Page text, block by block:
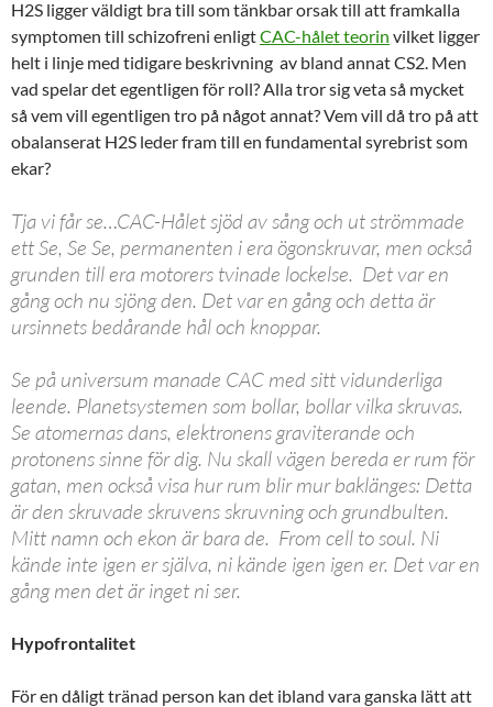
H2S ligger väldigt bra till som tänkbar orsak till att framkalla
symptomen till schizofreni enligtCAC-hålet teorin vilket ligger
helt i linje med tidigare beskrivning av bland annat CS2. Men
vad spelar det egentligen för roll? Alla tror sig veta så mycket
så vem vill egentligen tro på något annat? Vem vill då tro på att
obalanserat H2S leder fram till en fundamental syrebrist som
ekar?
Tja vi får se…CAC-Hålet sjöd av sång och ut strömmade
ett Se, Se Se, permanenten i era ögonskruvar, men också
grunden till era motorers tvinade lockelse. Det var en
gång och nu sjöng den. Det var en gång och detta är
ursinnets bedårande hål och knoppar.
Se på universum manade CAC med sitt vidunderliga
leende. Planetsystemen som bollar, bollar vilka skruvas.
Se atomernas dans, elektronens graviterande och
protonens sinne för dig. Nu skall vägen bereda er rum för
gatan, men också visa hur rum blir mur baklänges: Detta
är den skruvade skruvens skruvning och grundbulten.
Mitt namn och ekon är bara de. From cell to soul. Ni
kände inte igen er själva, ni kände igen igen er. Det var en
gång men det är inget ni ser.
Hypofrontalitet
För en dåligt tränad person kan det ibland vara ganska lätt att